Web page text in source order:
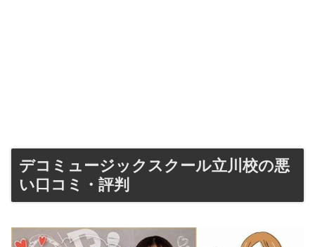
デコミュージックスクール立川校の悪
い口コミ・評判